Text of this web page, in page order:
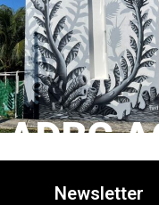
ADBC
Newsletter